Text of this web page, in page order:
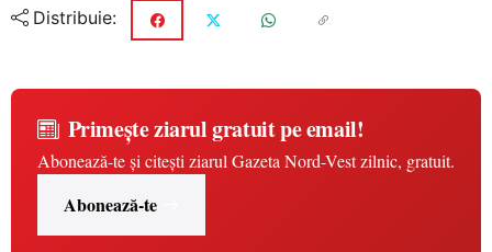
Distribuie:
Primește ziarul gratuit pe email!
Abonează-te și citești ziarul Gazeta Nord-Vest zilnic, gratuit.
Abonează-te